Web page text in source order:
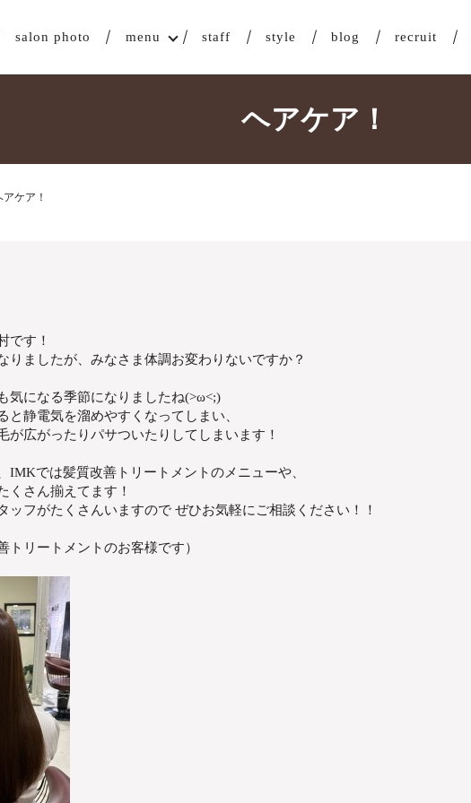
salon photo menu staff style blog recruit
ヘアケア！
アケア！
です！
りましたが、みなさま体調お変わりないですか？
気になる季節になりましたね(>ω<;)
と静電気を溜めやすくなってしまい、
が広がったりパサついたりしてしまいます！
IMKでは髪質改善トリートメントのメニューや、
くさん揃えてます！
ッフがたくさんいますので ぜひお気軽にご相談ください！！
トリートメントのお客様です）